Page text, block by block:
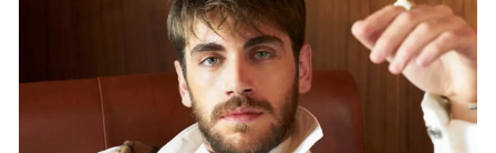
Malatya
Manisa
Kahramanmaraş